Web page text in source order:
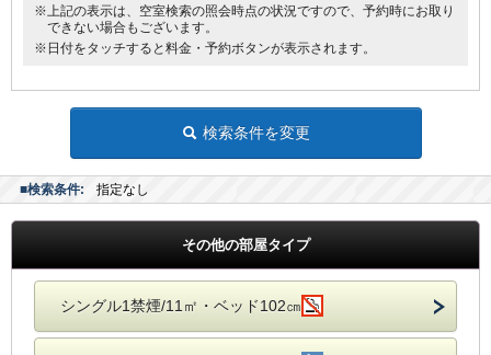
※上記の表示は、空室検索の照会時点の状況ですので、予約時にお取り
できない場合もございます。
※日付をタッチすると料金・予約ボタンが表示されます。
検索条件を変更
■検索条件: 指定なし
その他の部屋タイプ
シングル1禁煙/11㎡・ベッド102㎝